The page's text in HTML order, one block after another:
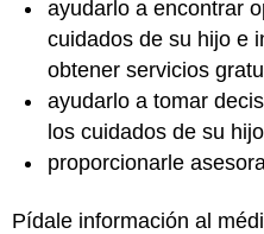
ayudarlo a encontrar
cuidados de su hijo e
obtener servicios
ayudarlo a tomar
los cuidados de su hijo
proporcionarle
Pídale información al